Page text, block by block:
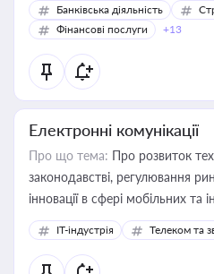
Банківська діяльність
Фінансові послуги
+13
Електронні комунікації
Про що тема: Про розвиток
законодавстві, регулювання
інновації в сфері мобільних та
IT-індустрія Телеком та